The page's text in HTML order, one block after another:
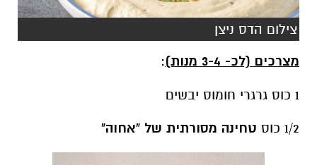
1 כוס גרגרי חומוס יבשים
1/2 כוס טחינה מסורתית של "אחוה"